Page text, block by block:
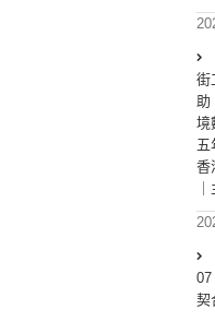
街
助
境
五
香
契